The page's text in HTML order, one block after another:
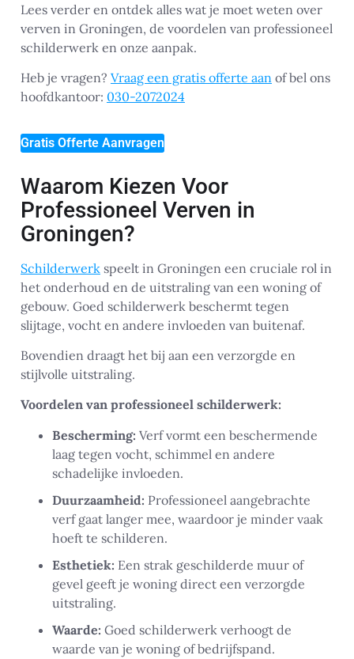
Lees verder en ontdek alles wat je moet weten over
verven in Groningen, de voordelen van professioneel
schilderwerk en onze aanpak.
Heb je vragen? Vraag een gratis offerte aan of bel ons
hoofdkantoor: 030-2072024
Gratis Offerte Aanvragen
Waarom Kiezen Voor
Professioneel Verven in
Groningen?
Schilderwerk speelt in Groningen een cruciale rol in
het onderhoud en de uitstraling van een woning of
gebouw. Goed schilderwerk beschermt tegen
slijtage, vocht en andere invloeden van buitenaf.
Bovendien draagt het bij aan een verzorgde en
stijlvolle uitstraling.
Voordelen van professioneel schilderwerk:
Bescherming: Verf vormt een beschermende
laag tegen vocht, schimmel en andere
schadelijke invloeden.
Duurzaamheid: Professioneel aangebrachte
verf gaat langer mee, waardoor je minder vaak
hoeft te schilderen.
Esthetiek: Een strak geschilderde muur of
gevel geeft je woning direct een verzorgde
uitstraling.
Waarde: Goed schilderwerk verhoogt de
waarde van je woning of bedrijfspand.